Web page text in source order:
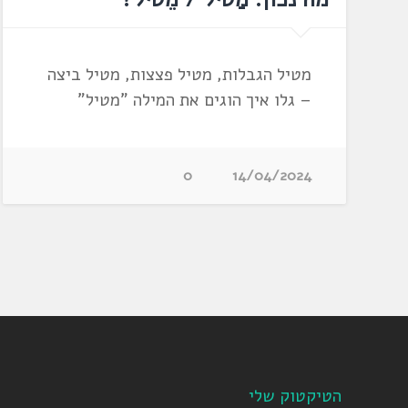
מטיל הגבלות, מטיל פצצות, מטיל ביצה
– גלו איך הוגים את המילה "מטיל"
14/04/2024
0
הטיקטוק שלי